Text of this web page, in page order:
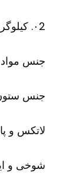
۰2. کیلوگرم
جنس مواد
جنس
لاتکس و
شوخی و